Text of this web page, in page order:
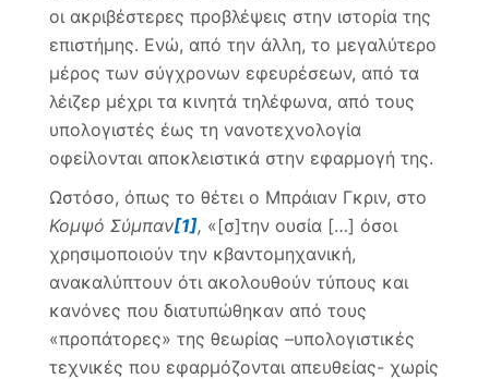
οι ακριβέστερες προβλέψεις στην ιστορία της
επιστήμης. Ενώ, από την άλλη, το μεγαλύτερο
μέρος των σύγχρονων εφευρέσεων, από τα
λέιζερ μέχρι τα κινητά τηλέφωνα, από τους
υπολογιστές έως τη νανοτεχνολογία
οφείλονται αποκλειστικά στην εφαρμογή της.
Ωστόσο, όπως το θέτει ο Μπράιαν Γκριν, στο
Κομψό Σύμπαν[1], «[σ]την ουσία […] όσοι
χρησιμοποιούν την κβαντομηχανική,
ανακαλύπτουν ότι ακολουθούν τύπους και
κανόνες που διατυπώθηκαν από τους
«προπάτορες» της θεωρίας –υπολογιστικές
τεχνικές που εφαρμόζονται απευθείας- χωρίς